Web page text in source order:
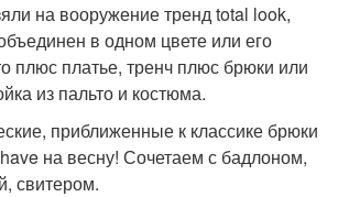
на вооружение тренд total look,
в одном цвете или его
плюс платье, тренч плюс брюки или
из пальто и костюма.
приближенные к классике брюки
на весну! Сочетаем с бадлоном,
свитером.